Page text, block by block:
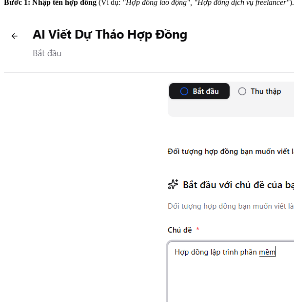
Bước 1: Nhập tên hợp đồng (Ví dụ: "Hợp đồng lao động", "Hợp đồng dịch vụ freelancer").